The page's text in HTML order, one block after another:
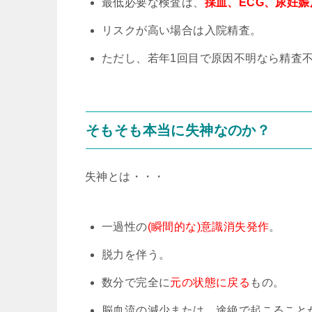
最低必要な検査は、 採血、ECG、尿妊娠
リスクが高い場合は入院精査。
ただし、若年1回目で原因不明なら精査不
そもそも本当に失神なのか？
失神とは・・・
一過性の(瞬間的な)意識消失発作。
脱力を伴う。
数分で完全に元の状態に戻る もの。